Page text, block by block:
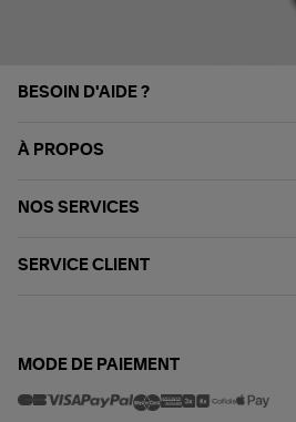
BESOIN D'AIDE ?
À PROPOS
NOS SERVICES
SERVICE CLIENT
MODE DE PAIEMENT